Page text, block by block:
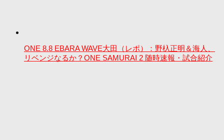
ONE 8.8 EBARA WAVE大田（レポ）：野杁正明＆海人、
リベンジなるか？ONE SAMURAI 2 随時速報・試合紹介